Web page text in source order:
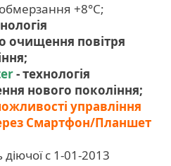
+8°C;
очищення повітря
- технологія
нового покоління;
управління
Смартфон/Планшет
діючої c 1-01-2013